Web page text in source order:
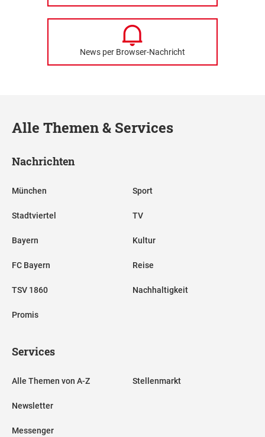
News per Browser-Nachricht
Alle Themen & Services
Nachrichten
München
Stadtviertel
Bayern
FC Bayern
TSV 1860
Promis
Sport
TV
Kultur
Reise
Nachhaltigkeit
Services
Alle Themen von A-Z
Newsletter
Messenger
Stellenmarkt